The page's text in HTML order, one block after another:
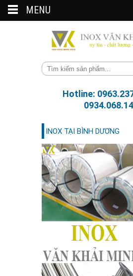
Hotline:
INOX TẠI BÌNH DƯƠNG
MENU